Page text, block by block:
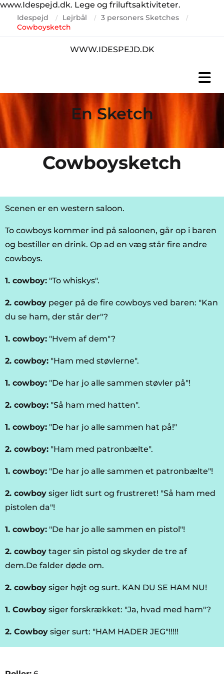
www.Idespejd.dk. Lege og friluftsaktiviteter.
Idespejd / Lejrbål / 3 personers Sketches /
Cowboysketch
WWW.IDESPEJD.DK
En Sketch
Cowboysketch
Scenen er en western saloon.
To cowboys kommer ind på saloonen, går op i baren
og bestiller en drink. Op ad en væg står fire andre
cowboys.
1. cowboy: "To whiskys".
2. cowboy peger på de fire cowboys ved baren: "Kan
du se ham, der står der"?
1. cowboy: "Hvem af dem"?
2. cowboy: "Ham med støvlerne".
1. cowboy: "De har jo alle sammen støvler på"!
2. cowboy: "Så ham med hatten".
1. cowboy: "De har jo alle sammen hat på!"
2. cowboy: "Ham med patronbælte".
1. cowboy: "De har jo alle sammen et patronbælte"!
2. cowboy siger lidt surt og frustreret! "Så ham med
pistolen da"!
1. cowboy: "De har jo alle sammen en pistol"!
2. cowboy tager sin pistol og skyder de tre af
dem.De falder døde om.
2. cowboy siger højt og surt. KAN DU SE HAM NU!
1. Cowboy siger forskrækket: "Ja, hvad med ham"?
2. Cowboy siger surt: "HAM HADER JEG"!!!!!